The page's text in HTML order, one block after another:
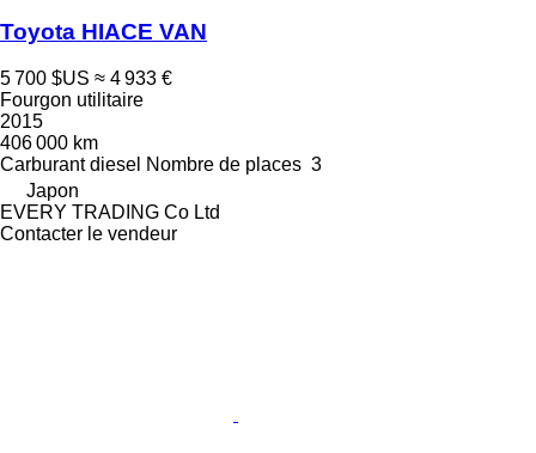
Toyota HIACE VAN
5 700 $US ≈ 4 933 €
Fourgon utilitaire
2015
406 000 km
Carburant diesel Nombre de places 3
Japon
EVERY TRADING Co Ltd
Contacter le vendeur